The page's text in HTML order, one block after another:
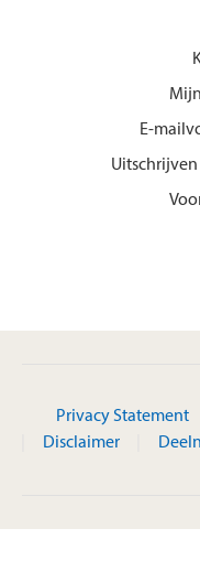
E-
Privacy Statement
Disclaimer